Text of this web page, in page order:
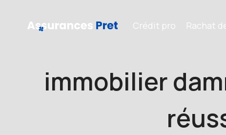
Crédit pro Rachat
immobilier